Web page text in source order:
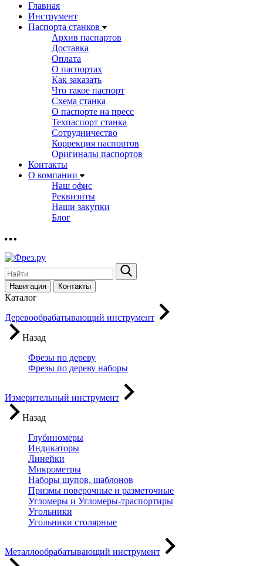
Главная
Инструмент
Паспорта станков
Архив паспартов
Доставка
Оплата
О паспортах
Как заказать
Что такое паспорт
Схема станка
О паспорте на пресс
Техпаспорт станка
Сотрудничество
Коррекция паспортов
Оригиналы паспортов
Контакты
О компании
Наш офис
Реквизиты
Наши закупки
Блог
Навигация Контакты
Каталог
Деревообрабатывающий инструмент
Назад
Фрезы по дереву
Фрезы по дереву наборы
Измерительный инструмент
Назад
Глубиномеры
Индикаторы
Линейки
Микрометры
Наборы щупов, шаблонов
Призмы поверочные и разметочные
Угломеры и Угломеры-траспортиры
Угольники
Угольники столярные
Металлообрабатывающий инструмент